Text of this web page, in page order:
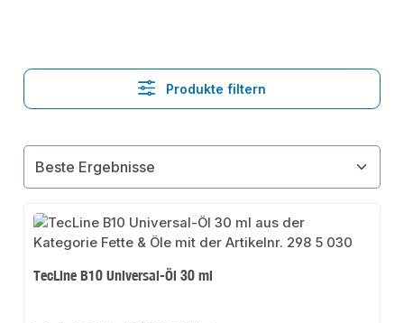
Produkte filtern
TecLine B10 Universal-Öl 30 ml